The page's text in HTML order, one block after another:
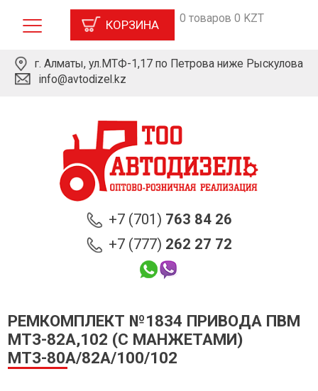
КОРЗИНА 0 товаров 0 KZT
г. Алматы, ул.МТФ-1,17 по Петрова ниже Рыскулова
info@avtodizel.kz
+7 (701) 763 84 26
+7 (777) 262 27 72
РЕМКОМПЛЕКТ №1834 ПРИВОДА ПВМ
МТЗ-82А,102 (С МАНЖЕТАМИ)
МТЗ-80А/82А/100/102